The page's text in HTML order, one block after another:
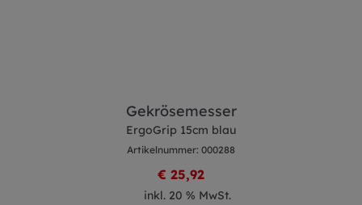
Gekrösemesser
ErgoGrip 15cm blau
Artikelnummer: 000288
€ 25,92
inkl. 20 % MwSt.